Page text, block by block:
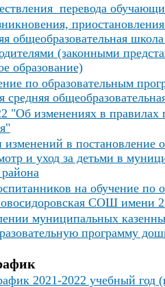
перевода
общеобразовательная
(законными
образование)
по образовательным
"Об изменениях в правилах
в постановление
и уход за детьми в
на обучение по
СОШ имени
муниципальных
программу
2021-2022 учебный год